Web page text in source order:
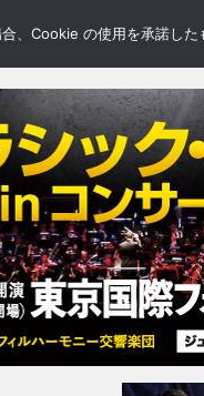
、Cookie の使用を承諾した